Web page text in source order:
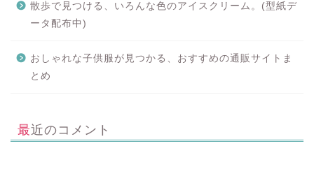
散歩で見つける、いろんな色のアイスクリーム。(型紙デ
ータ配布中)
おしゃれな子供服が見つかる、おすすめの通販サイトま
とめ
最近のコメント